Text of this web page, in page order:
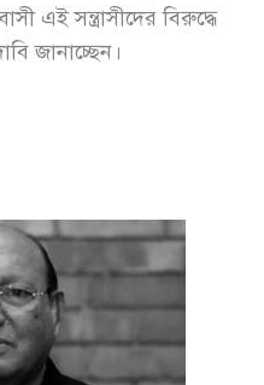
এই সন্ত্রাসীদের বিরুদ্ধে
জানাচ্ছেন।